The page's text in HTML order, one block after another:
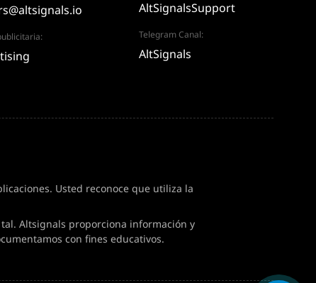
AltSignalsSupport
Telegram Canal:
AltSignals
Usted reconoce que utiliza la
Altsignals proporciona información y
con fines educativos.